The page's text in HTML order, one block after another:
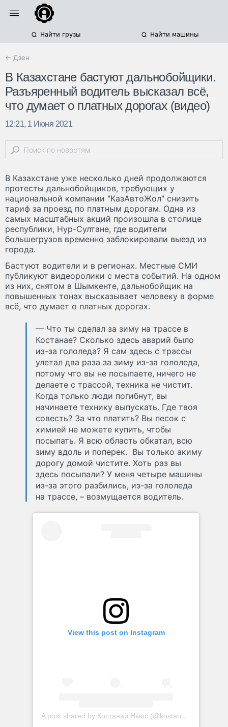
Найти грузы Найти машины
← Дзен
В Казахстане бастуют дальнобойщики.
Разъяренный водитель высказал всё,
что думает о платных дорогах (видео)
12:21, 1 Июня 2021
В Казахстане уже несколько дней продолжаются
протесты дальнобойщиков, требующих у
национальной компании "КазАвтоЖол" снизить
тариф за проезд по платным дорогам. Одна из
самых масштабных акций произошла в столице
республики, Нур-Султане, где водители
большегрузов временно заблокировали выезд из
города.
Бастуют водители и в регионах. Местные СМИ
публикуют видеоролики с места событий. На одном
из них, снятом в Шымкенте, дальнобойщик на
повышенных тонах высказывает человеку в форме
всё, что думает о платных дорогах.
— Что ты сделал за зиму на трассе в
Костанае? Сколько здесь аварий было
из-за гололеда? Я сам здесь с трассы
улетал два раза за зиму из-за гололеда,
потому что вы не посыпаете, ничего не
делаете с трассой, техника не чистит.
Когда только люди погибнут, вы
начинаете технику выпускать. Где твоя
совесть? За что платить? Вы песок с
химией не можете купить, чтобы
посыпать. Я всю область обкатал, всю
зиму вдоль и поперек. Вы только акиму
дорогу домой чистите. Хоть раз вы
здесь посыпали? У меня четыре машины
из-за этого разбились, из-за гололеда
на трассе, – возмущается водитель.
View this post on Instagram
A post shared by Костанай Ньюс (@kostanay_news)